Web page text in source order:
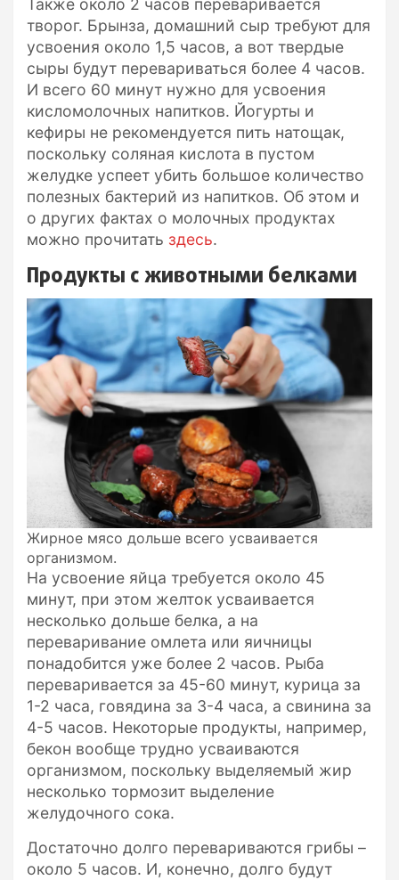
творог. Брынза, домашний сыр требуют для
усвоения около 1,5 часов, а вот твердые
сыры будут перевариваться более 4 часов.
И всего 60 минут нужно для усвоения
кисломолочных напитков. Йогурты и
кефиры не рекомендуется пить натощак,
поскольку соляная кислота в пустом
желудке успеет убить большое количество
полезных бактерий из напитков. Об этом и
о других фактах о молочных продуктах
можно прочитать здесь.
Продукты с животными белками
Жирное мясо дольше всего усваивается
организмом.
На усвоение яйца требуется около 45
минут, при этом желток усваивается
несколько дольше белка, а на
переваривание омлета или яичницы
понадобится уже более 2 часов. Рыба
переваривается за 45-60 минут, курица за
1-2 часа, говядина за 3-4 часа, а свинина за
4-5 часов. Некоторые продукты, например,
бекон вообще трудно усваиваются
организмом, поскольку выделяемый жир
несколько тормозит выделение
желудочного сока.
Достаточно долго перевариваются грибы –
около 5 часов. И, конечно, долго будут